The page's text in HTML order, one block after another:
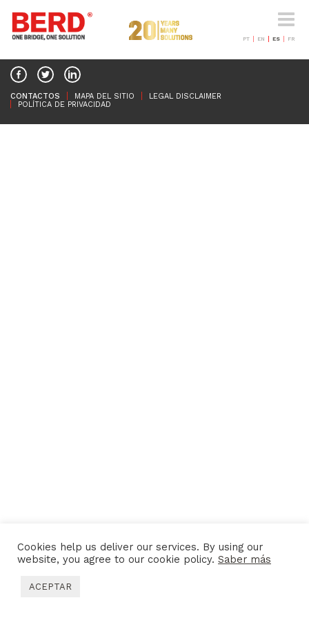
PT EN ES FR
CONTACTOS MAPA DEL SITIO
LEGAL DISCLAIMER
POLÍTICA DE PRIVACIDAD
Cookies help us deliver our services. By using our
website, you agree to our cookie policy. Saber más
ACEPTAR